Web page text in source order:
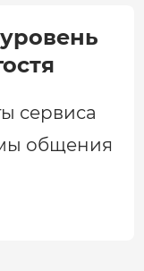
сервиса
общения